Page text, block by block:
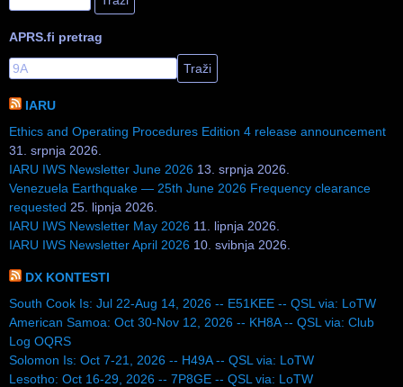
APRS.fi pretrag
IARU
Ethics and Operating Procedures Edition 4 release announcement
31. srpnja 2026.
IARU IWS Newsletter June 2026 13. srpnja 2026.
Venezuela Earthquake — 25th June 2026 Frequency clearance
requested 25. lipnja 2026.
IARU IWS Newsletter May 2026 11. lipnja 2026.
IARU IWS Newsletter April 2026 10. svibnja 2026.
DX KONTESTI
South Cook Is: Jul 22-Aug 14, 2026 -- E51KEE -- QSL via: LoTW
American Samoa: Oct 30-Nov 12, 2026 -- KH8A -- QSL via: Club
Log OQRS
Solomon Is: Oct 7-21, 2026 -- H49A -- QSL via: LoTW
Lesotho: Oct 16-29, 2026 -- 7P8GE -- QSL via: LoTW